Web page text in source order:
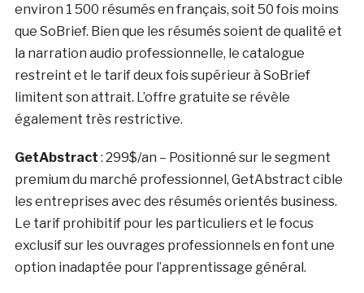
environ 1 500 résumés en français, soit 50 fois moins
que SoBrief. Bien que les résumés soient de qualité et
la narration audio professionnelle, le catalogue
restreint et le tarif deux fois supérieur à SoBrief
limitent son attrait. L’offre gratuite se révèle
également très restrictive.
GetAbstract : 299$/an – Positionné sur le segment
premium du marché professionnel, GetAbstract cible
les entreprises avec des résumés orientés business.
Le tarif prohibitif pour les particuliers et le focus
exclusif sur les ouvrages professionnels en font une
option inadaptée pour l’apprentissage général.